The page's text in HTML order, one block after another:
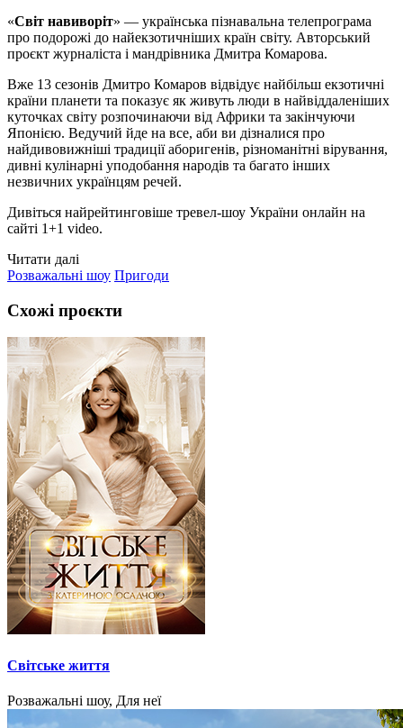
«Світ навиворіт» — українська пізнавальна телепрограма
про подорожі до найекзотичніших країн світу. Авторський
проєкт журналіста і мандрівника Дмитра Комарова.
Вже 13 сезонів Дмитро Комаров відвідує найбільш екзотичні
країни планети та показує як живуть люди в найвіддаленіших
куточках світу розпочинаючи від Африки та закінчуючи
Японією. Ведучий йде на все, аби ви дізналися про
найдивовижніші традиції аборигенів, різноманітні вірування,
дивні кулінарні уподобання народів та багато інших
незвичних українцям речей.
Дивіться найрейтинговіше тревел-шоу України онлайн на
сайті 1+1 video.
Читати далі
Розважальні шоу Пригоди
Схожі проєкти
Світське життя
Розважальні шоу, Для неї